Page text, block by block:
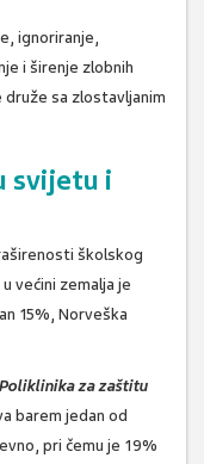
ignoriranje,
i širenje zlobnih
sa zlostavljanim
svijetu i
školskog
većini zemalja je
15%, Norveška
Poliklinika za zaštitu
barem jedan od
pri čemu je 19%